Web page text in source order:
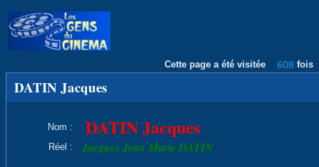
Cette page a été visitée 608 fois
DATIN Jacques
Nom : DATIN Jacques
Réel : Jacques Jean Marie DATIN